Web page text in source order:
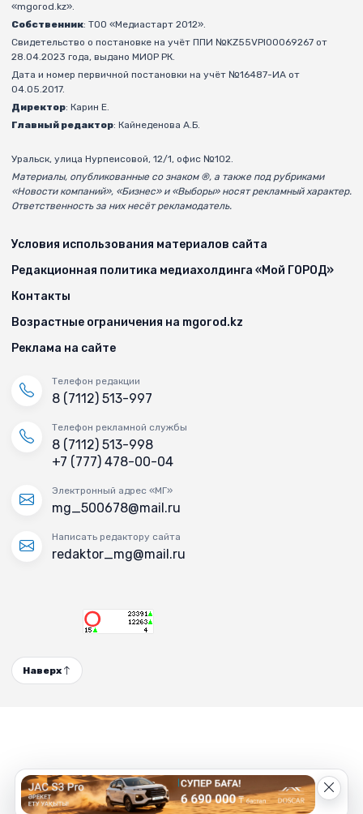
«mgorod.kz».
Собственник: ТОО «Медиастарт 2012».
Свидетельство о постановке на учёт ППИ №KZ55VPI00069267 от
28.04.2023 года, выдано МИОР РК.
Дата и номер первичной постановки на учёт №16487-ИА от
04.05.2017.
Директор: Карин Е.
Главный редактор: Кайнеденова А.Б.
Уральск, улица Нурпеисовой, 12/1, офис №102.
Материалы, опубликованные со знаком ®, а также под рубриками
«Новости компаний», «Бизнес» и «Выборы» носят рекламный характер.
Ответственность за них несёт рекламодатель.
Условия использования материалов сайта
Редакционная политика медиахолдинга «Мой ГОРОД»
Контакты
Возрастные ограничения на mgorod.kz
Реклама на сайте
Телефон редакции
8 (7112) 513-997
Телефон рекламной службы
8 (7112) 513-998
+7 (777) 478-00-04
Электронный адрес «МГ»
mg_500678@mail.ru
Написать редактору сайта
redaktor_mg@mail.ru
Наверх